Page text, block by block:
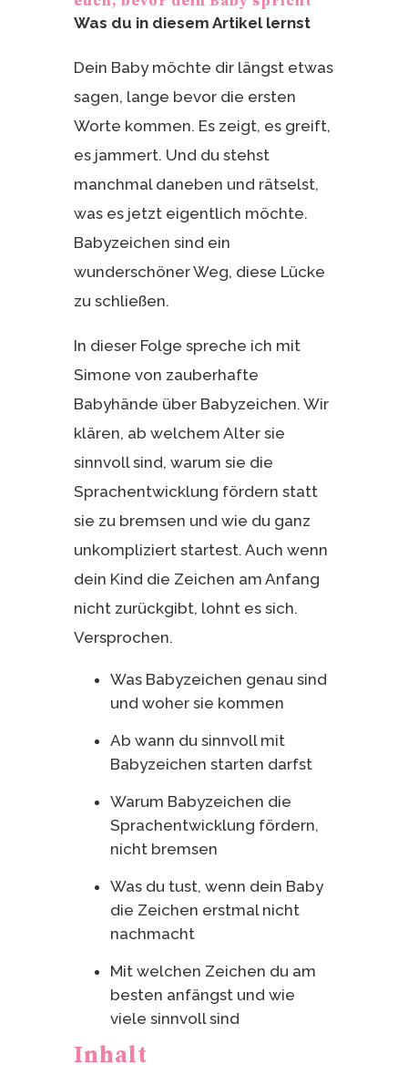
Was du in diesem Artikel lernst
Dein Baby möchte dir längst etwas
sagen, lange bevor die ersten
Worte kommen. Es zeigt, es greift,
es jammert. Und du stehst
manchmal daneben und rätselst,
was es jetzt eigentlich möchte.
Babyzeichen sind ein
wunderschöner Weg, diese Lücke
zu schließen.
In dieser Folge spreche ich mit
Simone von zauberhafte
Babyhände über Babyzeichen. Wir
klären, ab welchem Alter sie
sinnvoll sind, warum sie die
Sprachentwicklung fördern statt
sie zu bremsen und wie du ganz
unkompliziert startest. Auch wenn
dein Kind die Zeichen am Anfang
nicht zurückgibt, lohnt es sich.
Versprochen.
Was Babyzeichen genau sind
und woher sie kommen
Ab wann du sinnvoll mit
Babyzeichen starten darfst
Warum Babyzeichen die
Sprachentwicklung fördern,
nicht bremsen
Was du tust, wenn dein Baby
die Zeichen erstmal nicht
nachmacht
Mit welchen Zeichen du am
besten anfängst und wie
viele sinnvoll sind
Inhalt